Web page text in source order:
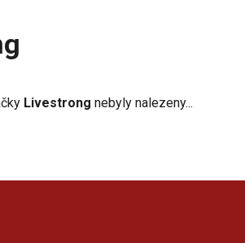
Livestrong nebyly nalezeny...